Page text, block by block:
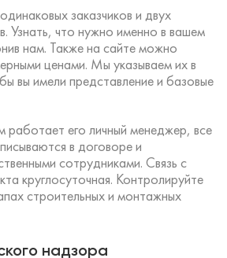
заказчиков и двух
Узнать, что нужно именно в вашем
нам. Также на сайте можно
ценами. Мы указываем их в
вы имели представление и базовые
работает его личный менеджер, все
в договоре и
сотрудниками. Связь с
круглосуточная. Контролируйте
строительных и монтажных
надзора